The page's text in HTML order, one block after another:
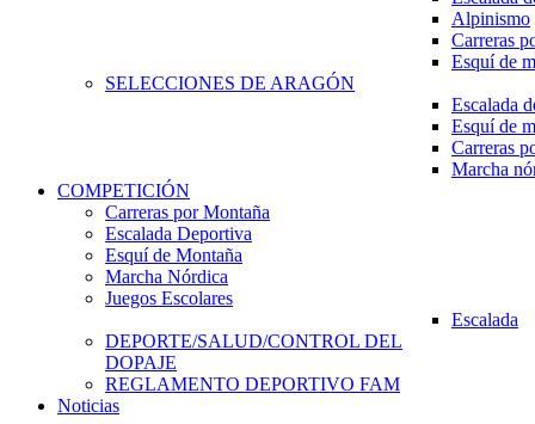
Alpinismo
Carreras
Esquí de
SELECCIONES DE ARAGÓN
Escalada
Esquí de
Carreras
Marcha
COMPETICIÓN
Carreras por Montaña
Escalada Deportiva
Esquí de Montaña
Marcha Nórdica
Juegos Escolares
Escalada
DEPORTE/SALUD/CONTROL DEL
DOPAJE
REGLAMENTO DEPORTIVO FAM
Noticias